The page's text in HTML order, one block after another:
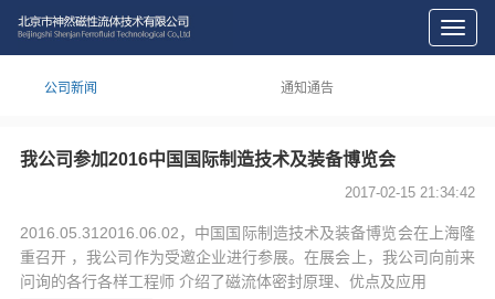
切
换
公司新闻 通知通告
我公司参加2016中国国际制造技术及装备博览会
2017-02-15 21:34:42
2016.05.312016.06.02，中国国际制造技术及装备博览会在上海隆
重召开 ，我公司作为受邀企业进行参展。在展会上，我公司向前来
问询的各行各样工程师 介绍了磁流体密封原理、优点及应用